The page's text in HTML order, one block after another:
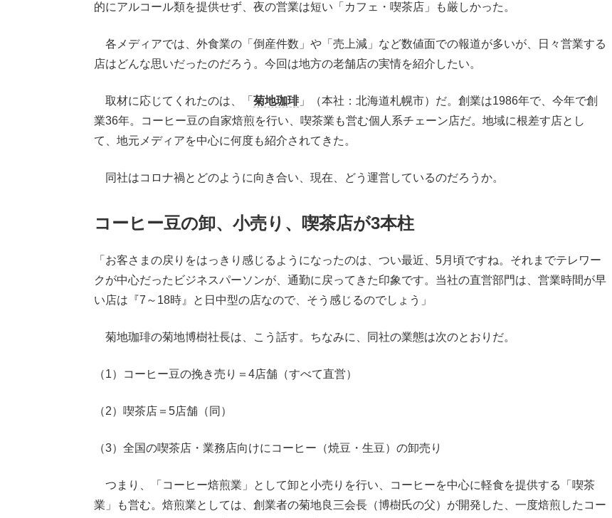
的にアルコール類を提供せず、夜の営業は短い「カフェ・喫茶店」も厳しかった。
各メディアでは、外食業の「倒産件数」や「売上減」など数値面での報道が多いが、日々営業する
店はどんな思いだったのだろう。今回は地方の老舗店の実情を紹介したい。
取材に応じてくれたのは、「 菊地珈琲」（本社：北海道札幌市）だ。創業は1986年で、今年で創
業36年。コーヒー豆の自家焙煎を行い、喫茶業も営む個人系チェーン店だ。地域に根差す店とし
て、地元メディアを中心に何度も紹介されてきた。
同社はコロナ禍とどのように向き合い、現在、どう運営しているのだろうか。
コーヒー豆の卸、小売り、喫茶店が3本柱
「お客さまの戻りをはっきり感じるようになったのは、つい最近、5月頃ですね。それまでテレワー
クが中心だったビジネスパーソンが、通勤に戻ってきた印象です。当社の直営部門は、営業時間が早
い店は『7～18時』と日中型の店なので、そう感じるのでしょう」
菊地珈琲の菊地博樹社長は、こう話す。ちなみに、同社の業態は次のとおりだ。
（1）コーヒー豆の挽き売り＝4店舗（すべて直営）
（2）喫茶店＝5店舗（同）
（3）全国の喫茶店・業務店向けにコーヒー（焼豆・生豆）の卸売り
つまり、「コーヒー焙煎業」として卸と小売りを行い、コーヒーを中心に軽食を提供する「喫茶
業」も営む。焙煎業としては、創業者の菊地良三会長（博樹氏の父）が開発した、一度焙煎したコー